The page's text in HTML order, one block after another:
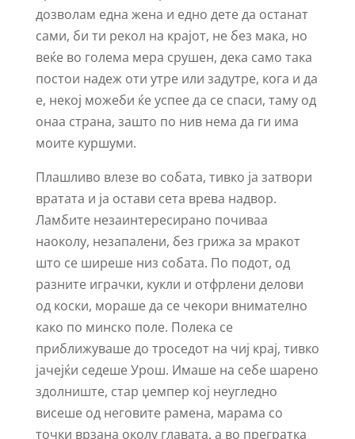
дозволам една жена и едно дете да останат
сами, би ти рекол на крајот, не без мака, но
веќе во голема мера срушен, дека само така
постои надеж оти утре или задутре, кога и да
е, некој можеби ќе успее да се спаси, таму од
онаа страна, зашто по нив нема да ги има
моите куршуми.
Плашливо влезе во собата, тивко ја затвори
вратата и ја остави сета врева надвор.
Ламбите незаинтересирано почиваа
наоколу, незапалени, без грижа за мракот
што се ширеше низ собата. По подот, од
разните играчки, кукли и отфрлени делови
од коски, мораше да се чекори внимателно
како по минско поле. Полека се
приближуваше до троседот на чиј крај, тивко
јачејќи седеше Урош. Имаше на себе шарено
здолниште, стар џемпер кој неугледно
висеше од неговите рамена, марама со
точки врзана околу главата, а во прегратка